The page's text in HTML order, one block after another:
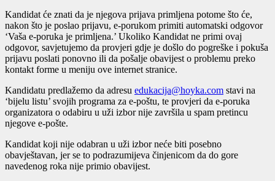
Kandidat će znati da je njegova prijava primljena potome što će,
nakon što je poslao prijavu, e-porukom primiti automatski odgovor
‘Vaša e-poruka je primljena.’ Ukoliko Kandidat ne primi ovaj
odgovor, savjetujemo da provjeri gdje je došlo do pogreške i pokuša
prijavu poslati ponovno ili da pošalje obavijest o problemu preko
kontakt forme u meniju ove internet stranice.
Kandidatu predlažemo da adresu edukacija@hoyka.com stavi na
‘bijelu listu’ svojih programa za e-poštu, te provjeri da e-poruka
organizatora o odabiru u uži izbor nije završila u spam pretincu
njegove e-pošte.
Kandidat koji nije odabran u uži izbor neće biti posebno
obavještavan, jer se to podrazumijeva činjenicom da do gore
navedenog roka nije primio obavijest.